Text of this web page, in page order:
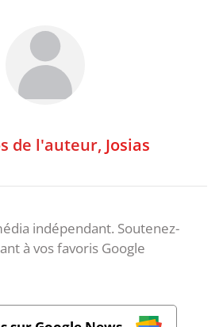
de l'auteur, Josias
indépendant. Soutenez-
à vos favoris Google